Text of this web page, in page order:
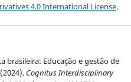
4.0 International License.
brasileira: Educação e gestão de
Cognitus Interdisciplinary